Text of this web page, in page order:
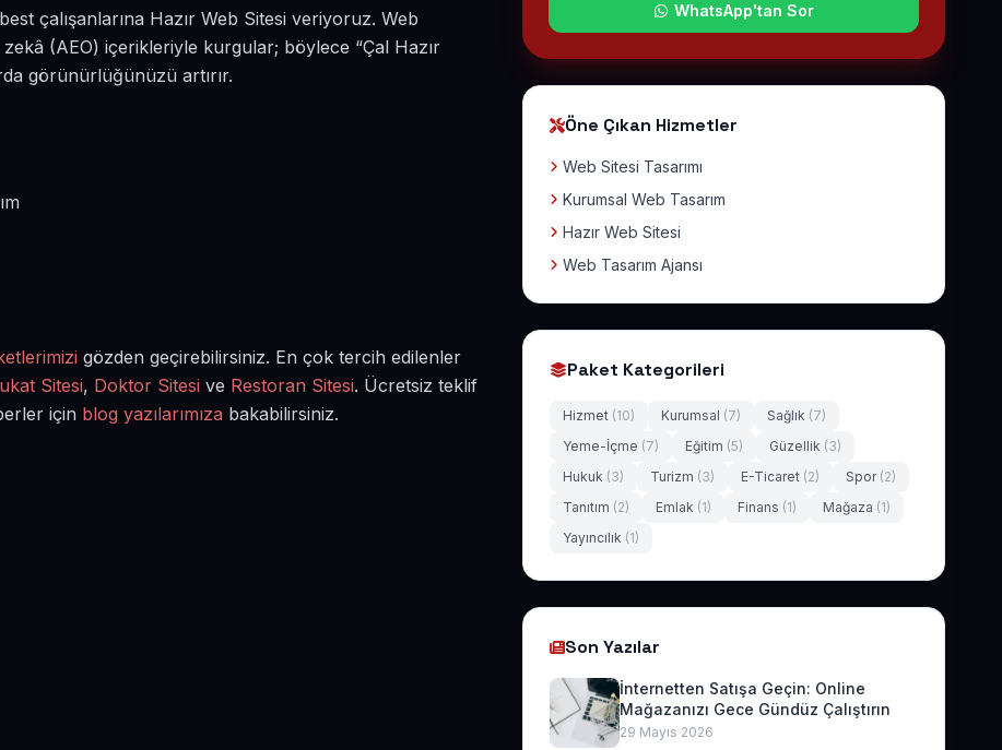
çalışanlarına Hazır Web Sitesi veriyoruz. Web
(AEO) içerikleriyle kurgular; böylece “Çal Hazır
görünürlüğünüzü artırır.
gözden geçirebilirsiniz. En çok tercih edilenler
Sitesi, Doktor Sitesi ve Restoran Sitesi. Ücretsiz teklif
için blog yazılarımıza bakabilirsiniz.
WhatsApp'tan Sor
Öne Çıkan Hizmetler
Web Sitesi Tasarımı
Kurumsal Web Tasarım
Hazır Web Sitesi
Web Tasarım Ajansı
Paket Kategorileri
Hizmet (10) Kurumsal (7) Sağlık (7)
Yeme-İçme (7) Eğitim (5) Güzellik (3)
Hukuk (3) Turizm (3) E-Ticaret (2) Spor (2)
Tanıtım (2) Emlak (1) Finans (1) Mağaza (1)
Yayıncılık (1)
Son Yazılar
İnternetten Satışa Geçin: Online
Mağazanızı Gece Gündüz Çalıştırın
29 Mayıs 2026